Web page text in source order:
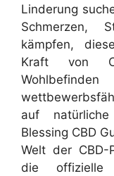
Linderung
Schmerzen,
kämpfen,
Kraft von
auf
Blessing CBD
Welt der CBD-
die